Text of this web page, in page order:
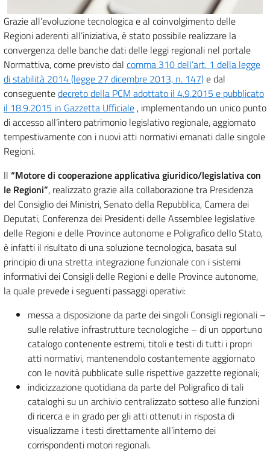
Grazie all’evoluzione tecnologica e al coinvolgimento delle
Regioni aderenti all’iniziativa, è stato possibile realizzare la
convergenza delle banche dati delle leggi regionali nel portale
Normattiva, come previsto dal comma 310 dell’art. 1 della legge
di stabilità 2014 (legge 27 dicembre 2013, n. 147)e dal
conseguentedecreto della PCM adottato il 4.9.2015 e pubblicato
il 18.9.2015 in Gazzetta Ufficiale , implementando un unico punto
di accesso all’intero patrimonio legislativo regionale, aggiornato
tempestivamente con i nuovi atti normativi emanati dalle singole
Regioni.
Il “Motore di cooperazione applicativa giuridico/legislativa con
le Regioni”, realizzato grazie alla collaborazione tra Presidenza
del Consiglio dei Ministri, Senato della Repubblica, Camera dei
Deputati, Conferenza dei Presidenti delle Assemblee legislative
delle Regioni e delle Province autonome e Poligrafico dello Stato,
è infatti il risultato di una soluzione tecnologica, basata sul
principio di una stretta integrazione funzionale con i sistemi
informativi dei Consigli delle Regioni e delle Province autonome,
la quale prevede i seguenti passaggi operativi:
messa a disposizione da parte dei singoli Consigli regionali –
sulle relative infrastrutture tecnologiche – di un opportuno
catalogo contenente estremi, titoli e testi di tutti i propri
atti normativi, mantenendolo costantemente aggiornato
con le novità pubblicate sulle rispettive gazzette regionali;
indicizzazione quotidiana da parte del Poligrafico di tali
cataloghi su un archivio centralizzato sotteso alle funzioni
di ricerca e in grado per gli atti ottenuti in risposta di
visualizzarne i testi direttamente all’interno dei
corrispondenti motori regionali.